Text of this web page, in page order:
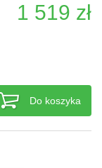
1 519 zł
Do koszyka